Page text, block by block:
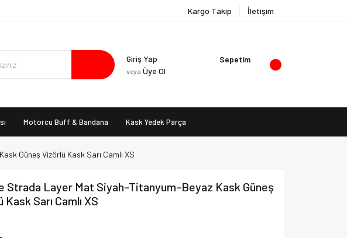
Kargo Takip İletişim
Giriş Yap
veya Üye Ol
Sepetim
Motorcu Buff & Bandana Kask Yedek Parça
Güneş Vizörlü Kask Sarı Camlı XS
Strada Layer Mat Siyah-Titanyum-Beyaz Kask Güneş
Sarı Camlı XS